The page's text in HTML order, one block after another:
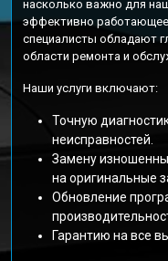
насколько важно для
эффективно
специалисты обладают
области ремонта и
Наши услуги включают:
Точную
неисправностей.
Замену
на оригинальные
Обновление
Гарантию на все